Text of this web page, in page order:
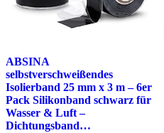
ABSINA
selbstverschweißendes
Isolierband 25 mm x 3 m – 6er
Pack Silikonband schwarz für
Wasser & Luft –
Dichtungsband…